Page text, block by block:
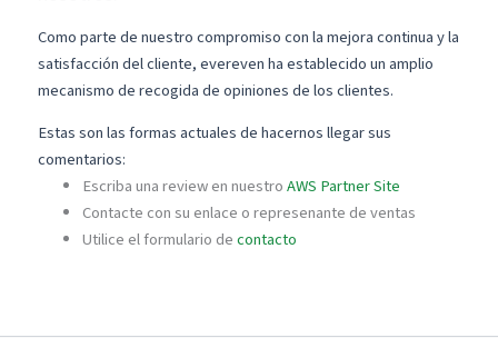
Como parte de nuestro compromiso con la mejora continua y la
satisfacción del cliente, evereven ha establecido un amplio
mecanismo de recogida de opiniones de los clientes.
Estas son las formas actuales de hacernos llegar sus
comentarios:
Escriba una review en nuestroAWS Partner Site
Contacte con su enlace o represenante de ventas
Utilice el formulario decontacto